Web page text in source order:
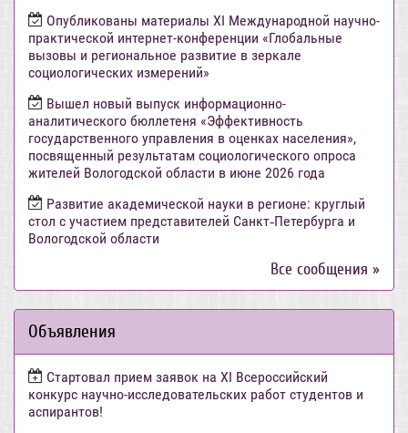
Опубликованы материалы XI Международной научно-
практической интернет-конференции «Глобальные
вызовы и региональное развитие в зеркале
социологических измерений»
Вышел новый выпуск информационно-
аналитического бюллетеня «Эффективность
государственного управления в оценках населения»,
посвященный результатам социологического опроса
жителей Вологодской области в июне 2026 года
Развитие академической науки в регионе: круглый
стол с участием представителей Санкт‑Петербурга и
Вологодской области
Все сообщения »
Объявления
Стартовал прием заявок на XI Всероссийский
конкурс научно-исследовательских работ студентов и
аспирантов!